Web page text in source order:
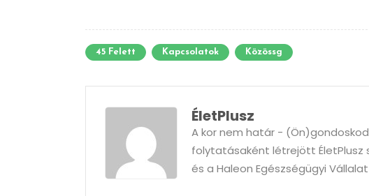
45 Felett Kapcsolatok Közössg
ÉletPlusz
A kor nem határ -
folytatásaként létrejött ÉletPlusz
és a Haleon Egészségügyi